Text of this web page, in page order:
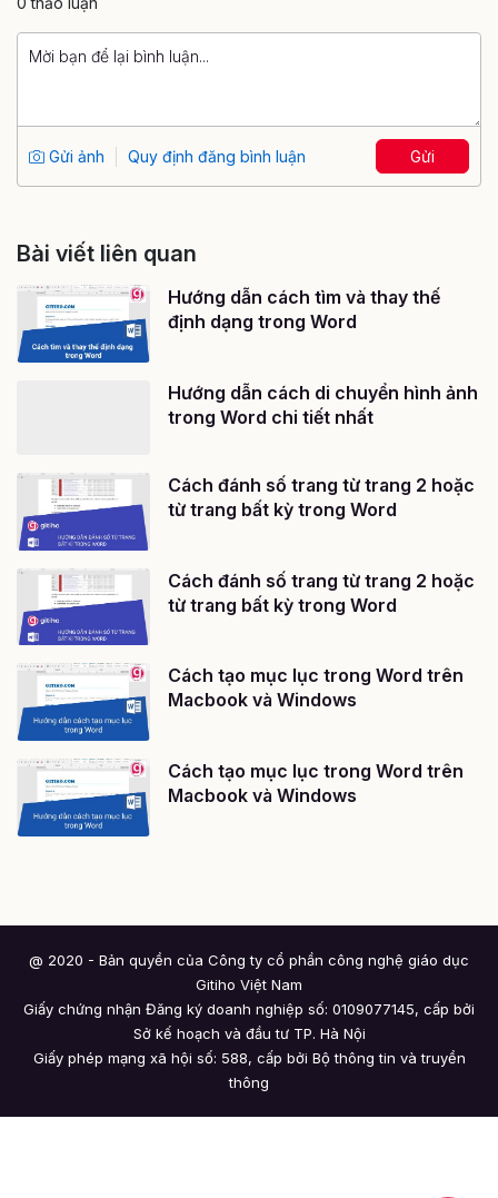
Gửi ảnh Quy định đăng bình luận Gửi
Bài viết liên quan
Hướng dẫn cách tìm và thay thế
định dạng trong Word
Hướng dẫn cách di chuyển hình ảnh
trong Word chi tiết nhất
Cách đánh số trang từ trang 2 hoặc
từ trang bất kỳ trong Word
Cách đánh số trang từ trang 2 hoặc
từ trang bất kỳ trong Word
Cách tạo mục lục trong Word trên
Macbook và Windows
Cách tạo mục lục trong Word trên
Macbook và Windows
@ 2020 - Bản quyền của Công ty cổ phần công nghệ giáo dục
Gitiho Việt Nam
Giấy chứng nhận Đăng ký doanh nghiệp số: 0109077145, cấp bởi
Sở kế hoạch và đầu tư TP. Hà Nội
Giấy phép mạng xã hội số: 588, cấp bởi Bộ thông tin và truyền
thông